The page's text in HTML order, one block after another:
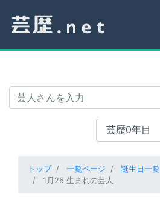
トップ 一覧ページ
誕生日一覧
1月26 生まれの芸人